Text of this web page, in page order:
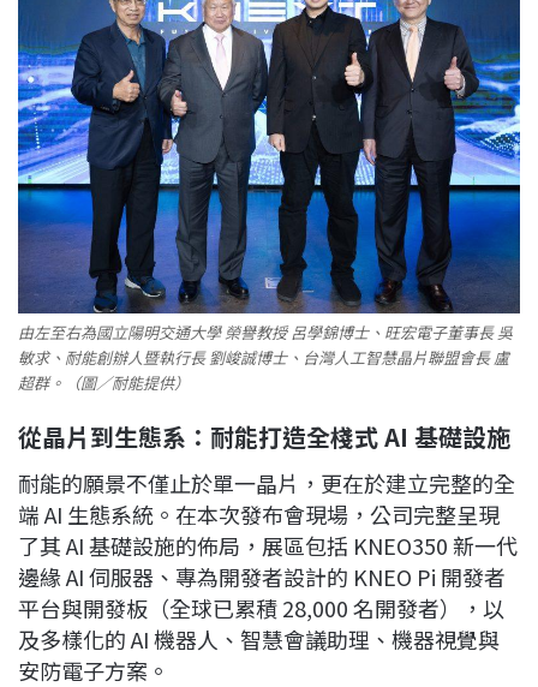
由左至右為國立陽明交通大學 榮譽教授 呂學錦博士、旺宏電子董事長 吳
敏求、耐能創辦人暨執行長 劉峻誠博士、台灣人工智慧晶片聯盟會長 盧
超群。（圖／耐能提供）
從晶片到生態系：耐能打造全棧式 AI 基礎設施
耐能的願景不僅止於單一晶片，更在於建立完整的全
端 AI 生態系統。在本次發布會現場，公司完整呈現
了其 AI 基礎設施的佈局，展區包括 KNEO350 新一代
邊緣 AI 伺服器、專為開發者設計的 KNEO Pi 開發者
平台與開發板（全球已累積 28,000 名開發者），以
及多樣化的 AI 機器人、智慧會議助理、機器視覺與
安防電子方案。